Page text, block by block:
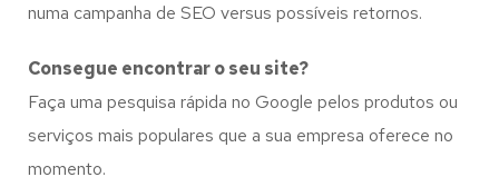
numa campanha de SEO versus possíveis retornos.
Consegue encontrar o seu site?
Faça uma pesquisa rápida no Google pelos produtos ou
serviços mais populares que a sua empresa oferece no
momento.